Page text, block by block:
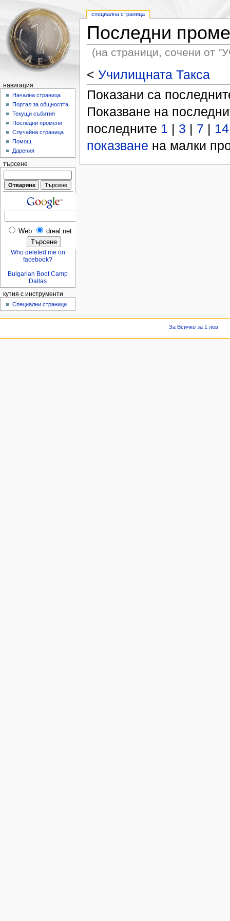
Последни
(на страници, сочени от
< Училищната Такса
Показани са
Показване на
последните 1 | 3 | 7 | 14
показване на малки
специална страница
навигация
Начална страница
Портал за общността
Текущи събития
Последни промени
Случайна страница
Помощ
Дарения
търсене
Web dreal.net
Who deleted me on
facebook?
Bulgarian Boot Camp
Dallas
кутия с инструменти
Специални страници
За Всичко за 1 лев